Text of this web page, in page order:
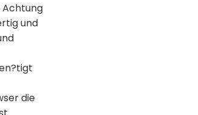
Achtung
und
die